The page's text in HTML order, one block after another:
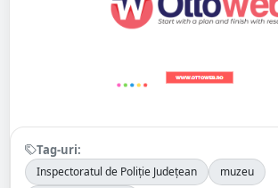
Tag-uri:
Inspectoratul de Poliție Județean
muzeu